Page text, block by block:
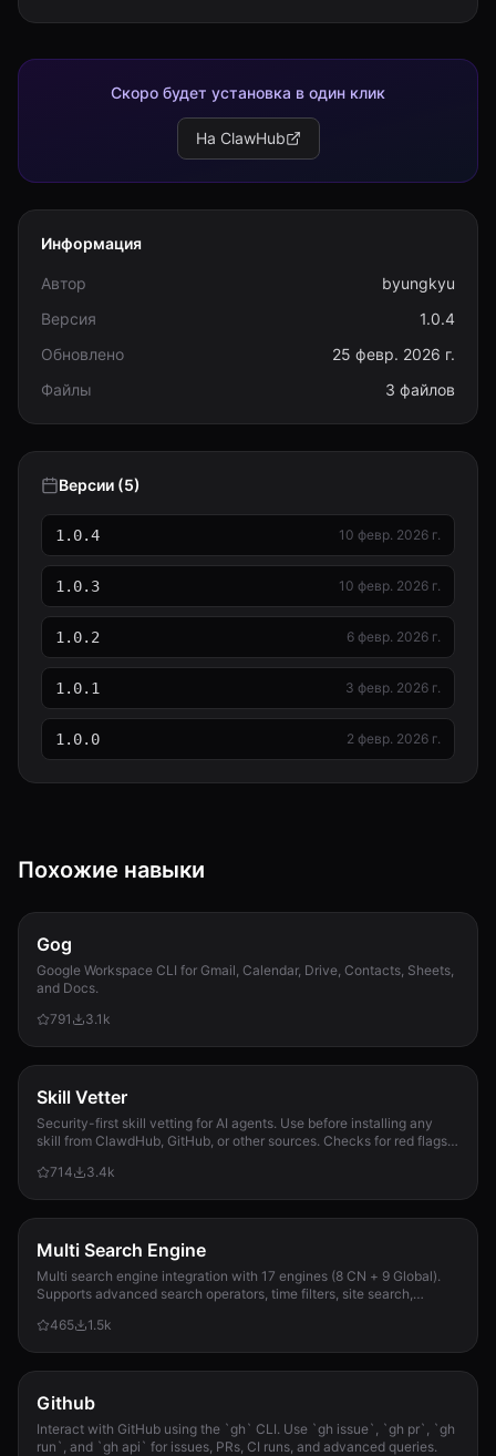
Скоро будет установка в один клик
На ClawHub
Информация
Автор
byungkyu
Версия
1.0.4
Обновлено
25 февр. 2026 г.
Файлы
3 файлов
Версии (5)
1.0.4 10 февр. 2026 г.
1.0.3 10 февр. 2026 г.
1.0.2 6 февр. 2026 г.
1.0.1 3 февр. 2026 г.
1.0.0 2 февр. 2026 г.
Похожие навыки
Gog
Google Workspace CLI for Gmail, Calendar, Drive, Contacts, Sheets,
and Docs.
791
3.1k
Skill Vetter
Security-first skill vetting for AI agents. Use before installing any
skill from ClawdHub, GitHub, or other sources. Checks for red flags,
714
3.4k
Multi Search Engine
Multi search engine integration with 17 engines (8 CN + 9 Global).
Supports advanced search operators, time filters, site search,
required.
465 1.5k
Github
Interact with GitHub using the `gh` CLI. Use `gh issue`, `gh pr`, `gh
run`, and `gh api` for issues, PRs, CI runs, and advanced queries.